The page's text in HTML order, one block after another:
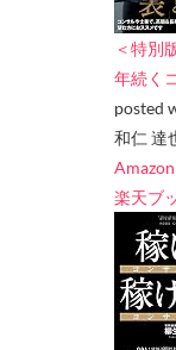
＜特別
年続く
posted
和仁 達
Amazon
楽天ブ